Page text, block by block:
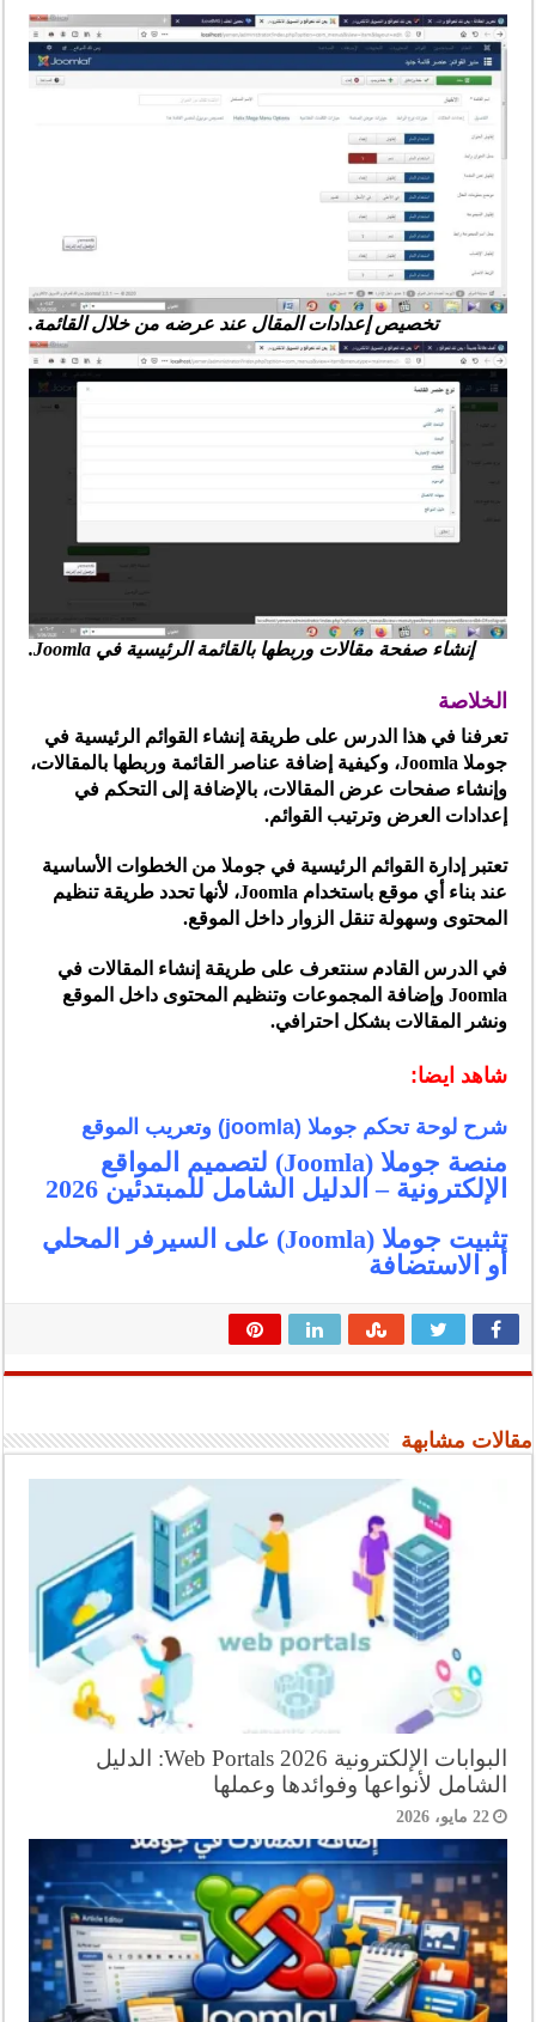
تخصيص إعدادات المقال عند عرضه من خلال القائمة.
إنشاء صفحة مقالات وربطها بالقائمة الرئيسية في Joomla.
الخلاصة
تعرفنا في هذا الدرس علىطريقة إنشاء القوائم الرئيسية في
جوملا Joomla
، وكيفية إضافة عناصر القائمة وربطها بالمقالات،
وإنشاء صفحات عرض المقالات، بالإضافة إلى التحكم في
إعدادات العرض وترتيب القوائم.
تعتبر إدارة القوائم الرئيسية في جوملا من الخطوات الأساسية
عند بناء أي موقع باستخدام Joomla، لأنها تحدد طريقة تنظيم
المحتوى وسهولة تنقل الزوار داخل الموقع.
في الدرس القادم سنتعرف علىطريقة إنشاء المقالات في
Joomla وإضافة المجموعات وتنظيم المحتوى داخل الموقع
ونشر المقالات بشكل احترافي.
شاهد ايضا:
شرح لوحة تحكم جوملا (joomla) وتعريب الموقع
منصة جوملا (Joomla) لتصميم المواقع
الإلكترونية – الدليل الشامل للمبتدئين 2026
تثبيت جوملا (Joomla) على السيرفر المحلي
أو الاستضافة
مقالات مشابهة
البوابات الإلكترونية Web Portals 2026: الدليل
الشامل لأنواعها وفوائدها وعملها
22 مايو، 2026